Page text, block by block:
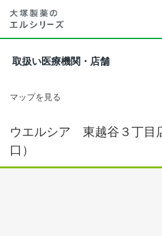
取扱い医療機関・店舗
マップを見る
ウエルシア 東越谷３丁目
口）